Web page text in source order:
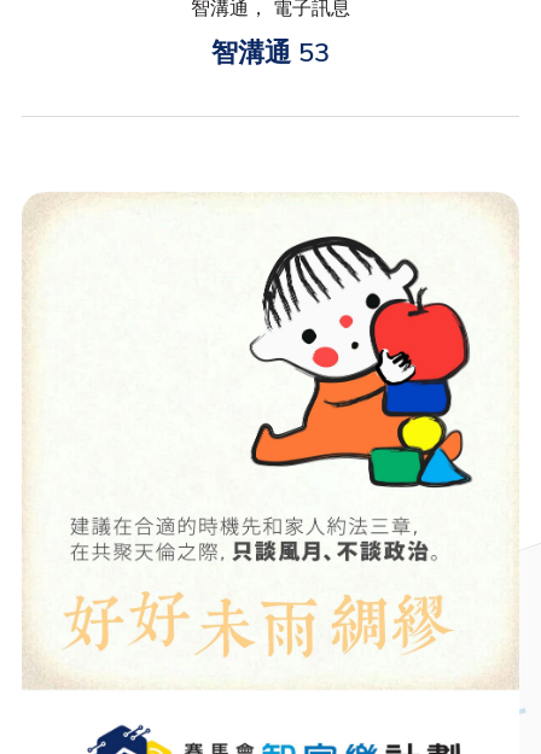
智溝通， 電子訊息
智溝通 53